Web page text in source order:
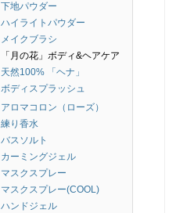
下地パウダー
ハイライトパウダー
メイクブラシ
「月の花」ボディ&ヘアケア
天然100% 「ヘナ」
ボディスプラッシュ
アロマコロン（ローズ）
練り香水
バスソルト
カーミングジェル
マスクスプレー
マスクスプレー(COOL)
ハンドジェル